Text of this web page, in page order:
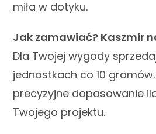
miła w dotyku.
Jak zamawiać? Kaszmir
Dla Twojej wygody
jednostkach co 10
precyzyjne dopasowanie
Twojego projektu.